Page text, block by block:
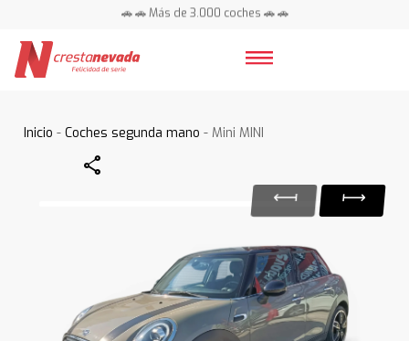
🚗 🚗 Más de 3.000 coches 🚗 🚗
Inicio -Coches segunda mano - Mini MINI
Share